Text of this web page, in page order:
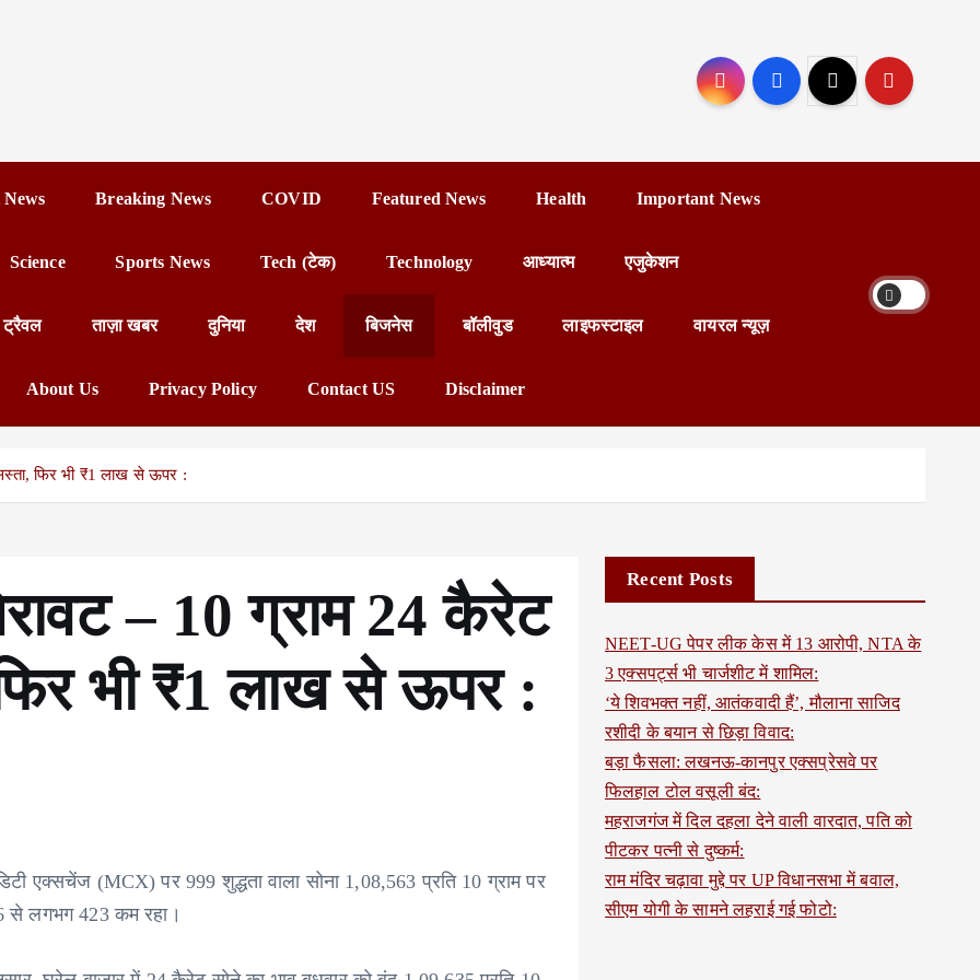
Breaking News COVID Featured News Health Important News
Science Sports News Tech (टेक) Technology आध्यात्म एजुकेशन
ट्रैवल ताज़ा खबर दुनिया देश बिजनेस बॉलीवुड लाइफस्टाइल वायरल न्यूज़
About Us Privacy Policy Contact US Disclaimer
फिर भी ₹1 लाख से ऊपर :
– 10 ग्राम 24 कैरेट
भी ₹1 लाख से ऊपर :
एक्सचेंज (MCX) पर 999 शुद्धता वाला सोना 1,08,563 प्रति 10 ग्राम पर
से लगभग 423 कम रहा।
Recent Posts
NEET-UG पेपर लीक केस में 13 आरोपी, NTA के
3 एक्सपर्ट्स भी चार्जशीट में शामिल:
‘ये शिवभक्त नहीं, आतंकवादी हैं’, मौलाना साजिद
रशीदी के बयान से छिड़ा विवाद:
बड़ा फैसला: लखनऊ-कानपुर एक्सप्रेसवे पर
फिलहाल टोल वसूली बंद:
महराजगंज में दिल दहला देने वाली वारदात, पति को
पीटकर पत्नी से दुष्कर्म:
राम मंदिर चढ़ावा मुद्दे पर UP विधानसभा में बवाल,
सीएम योगी के सामने लहराई गई फोटो: